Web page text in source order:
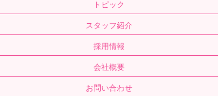
トピック
スタッフ紹介
採用情報
会社概要
お問い合わせ